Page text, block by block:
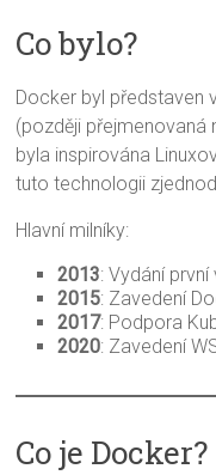
Co bylo?
Docker byl představen
(později přejmenovaná
byla inspirována
tuto technologii
Hlavní milníky:
2013: Vydání
2015: Zavedení
2017: Podpora
2020: Zavedení
Co je Docker?